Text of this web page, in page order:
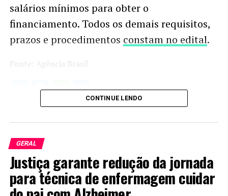
salários mínimos para obter o
financiamento. Todos os demais requisitos,
prazos e procedimentos constam no edital.
Fonte: Agência Brasil
Twitter
Facebook
WhatsApp
Share
CONTINUE LENDO
GERAL
Justiça garante redução da jornada
para técnica de enfermagem cuidar